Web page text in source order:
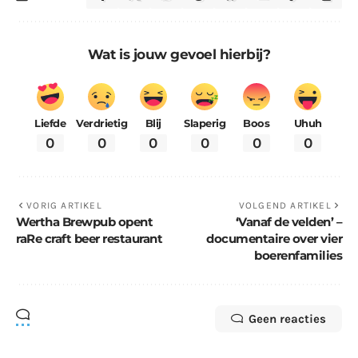
Wat is jouw gevoel hierbij?
Liefde
0
Verdrietig
0
Blij
0
Slaperig
0
Boos
0
Uhuh
0
VORIG ARTIKEL
Wertha Brewpub opent
raRe craft beer restaurant
VOLGEND ARTIKEL
‘Vanaf de velden’ –
documentaire over vier
boerenfamilies
Geen reacties